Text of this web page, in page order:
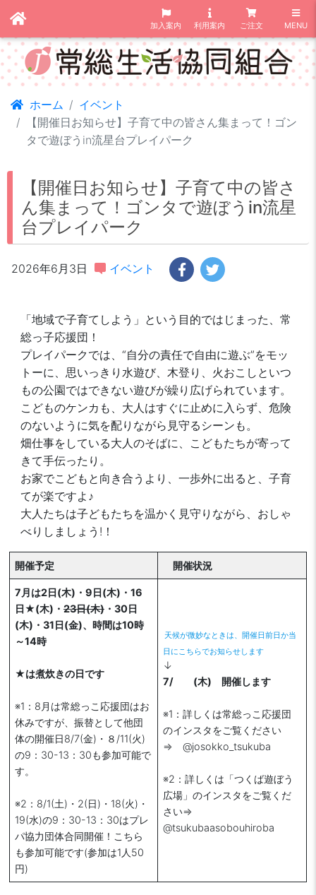
加入案内 利用案内 ご注文 MENU
ホーム
イベント
【開催日お知らせ】子育て中の皆さん集まって！ゴン
タで遊ぼうin流星台プレイパーク
【開催日お知らせ】子育て中の皆さ
ん集まって！ゴンタで遊ぼうin流星
台プレイパーク
2026年6月3日 イベント
「地域で子育てしよう」という目的ではじまった、常
総っ子応援団！
プレイパークでは、“自分の責任で自由に遊ぶ”をモッ
トーに、思いっきり水遊び、木登り、火おこしといつ
もの公園ではできない遊びが繰り広げられています。
こどものケンカも、大人はすぐに止めに入らず、危険
のないように気を配りながら見守るシーンも。
畑仕事をしている大人のそばに、こどもたちが寄って
きて手伝ったり。
お家でこどもと向き合うより、一歩外に出ると、子育
てが楽ですよ♪
大人たちは子どもたちを温かく見守りながら、おしゃ
べりしましょう!！
開催予定 開催状況
7月は2日(木)・9日(木)・16
日★(木)・ 23日(木)・30日
(木) ・31日(金)、時間は10時
～14時
★は煮炊きの日です
※1：8月は常総っこ応援団はお
休みですが、振替として他団
体の開催日8/7(金)・８/11(火)
の9：30-13：30も参加可能で
す。
※2：8/1(土)・2(日)・18(火)・
19(水)の9：30-13：30はプレ
パ協力団体合同開催！こちら
も参加可能です(参加は1人50
円)
天候が微妙なときは、開催日前日か当
日にこちらでお知らせします
↓
7/ (木) 開催します
※1：詳しくは常総っこ応援団
のインスタをご覧ください
⇒ @josokko_tsukuba
※2：詳しくは「つくば遊ぼう
広場」のインスタをご覧くだ
さい⇒
@tsukubaasobouhiroba